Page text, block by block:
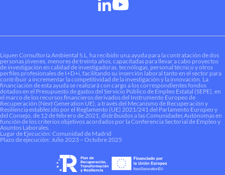
Liquen Consultoría Ambiental S.L. ha recibido una ayuda para la contratación de dos
personas jóvenes, menores de treinta años, capacitadas para llevar a cabo proyectos
de investigación en calidad de investigadoras, tecnólogas, personal técnico y otros
perfiles profesionales de I+D+i, facilitando su inserción laboral tanto en el sector para
contribuir a incrementar la competitividad de la investigación y la innovación. La
financiación de esta ayuda se realizará con cargo a los correspondientes fondos
dotados en el Presupuesto de gastos del Servicio Público de Empleo Estatal (SEPE), en
el marco de los recursos financieros derivados del Instrumento Europeo de
Recuperación (Next Generation UE), a través del Mecanismo de Recuperación y
Resiliencia establecido por el Reglamento (UE) 2021/241 del Parlamento Europeo y
del Consejo, de 12 de febrero de 2021, distribuidos a las Comunidades Autónomas en
función de los criterios objetivos acordados por la Conferencia Sectorial de Empleo y
Asuntos Laborales.
Lugar de Ejecución: Comunidad de Madrid
Plazo de ejecución: Julio 2023 – Octubre 2025